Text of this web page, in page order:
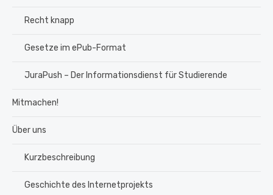
Recht knapp
Gesetze im ePub-Format
JuraPush – Der Informationsdienst für Studierende
Mitmachen!
Über uns
Kurzbeschreibung
Geschichte des Internetprojekts